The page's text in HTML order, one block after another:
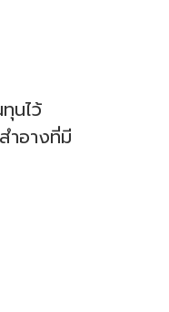
นไว้
ำอางที่มี